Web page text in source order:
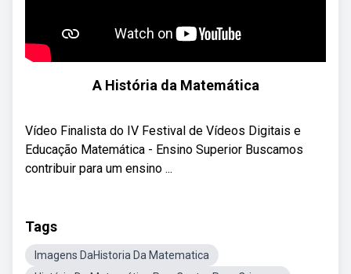
A História da Matemática
Vídeo Finalista do IV Festival de Vídeos Digitais e
Educação Matemática - Ensino Superior Buscamos
contribuir para um ensino ...
Tags
Imagens DaHistoria Da Matematica